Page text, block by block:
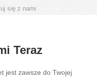
się z nami
Teraz
jest zawsze do Twojej